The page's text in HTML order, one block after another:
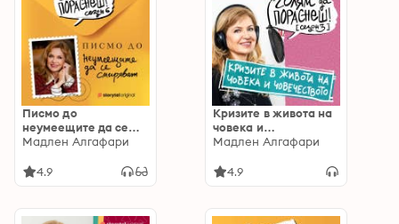
Писмо до
неумеещите да се
смиряват: Голям да
Мадлен Алгафари
4.9
Кризите в живота на
човека и
човечеството:
Алгафари S03E06
Мадлен Алгафари
4.9